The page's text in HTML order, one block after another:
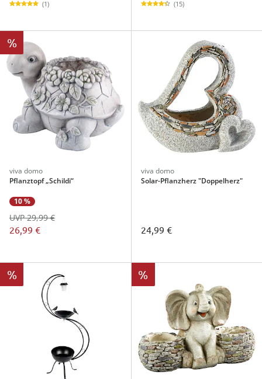
(1) (15)
%
viva domo
Pflanztopf „Schildi“
10 %
26,99 €
UVP 29,99 €
viva domo
Solar-Pflanzherz "Doppelherz"
24,99 €
% %